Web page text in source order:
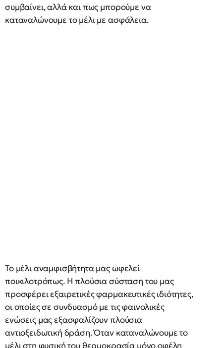
συμβαίνει, αλλά και πως μπορούμε να
καταναλώνουμε το μέλι με ασφάλεια.
Το μέλι αναμφισβήτητα μας ωφελεί
ποικιλοτρόπως. Η πλούσια σύσταση του μας
προσφέρει εξαιρετικές φαρμακευτικές ιδιότητες,
οι οποίες σε συνδυασμό με τις φαινολικές
ενώσεις μας εξασφαλίζουν πλούσια
αντιοξειδωτική δράση. Όταν καταναλώνουμε το
μέλι στη φυσική του θερμοκρασία μόνο οφέλη